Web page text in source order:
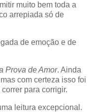
muito bem toda a
arrepiada só de
de emoção e de
Prova de Amor. Ainda
com certeza isso foi
para corrigir.
leitura excepcional.